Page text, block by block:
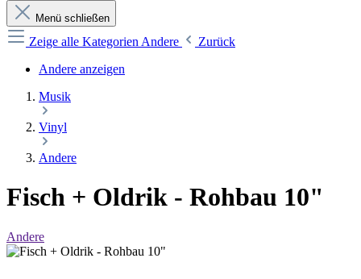
Menü schließen
Zeige alle Kategorien Andere
Zurück
Andere anzeigen
Musik
Vinyl
Andere
Fisch + Oldrik - Rohbau 10"
Andere